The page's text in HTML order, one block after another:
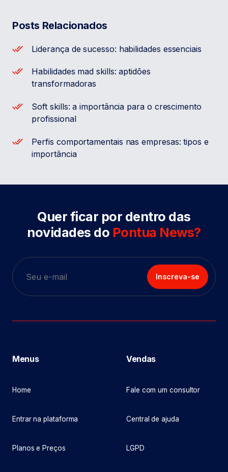
Posts Relacionados
Liderança de sucesso: habilidades essenciais
Habilidades mad skills: aptidões
transformadoras
Soft skills: a importância para o crescimento
profissional
Perfis comportamentais nas empresas: tipos e
importância
Quer ficar por dentro das
novidades do Pontua News?
Inscreva-se
Menus
Home
Entrar na plataforma
Planos e Preços
Vendas
Fale com um consultor
Central de ajuda
LGPD